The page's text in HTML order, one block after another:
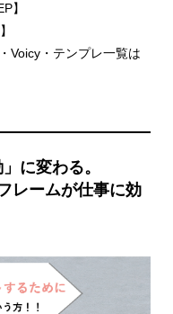
】
Voicy・テンプレ一覧は
に変わる。
レームが仕事に効